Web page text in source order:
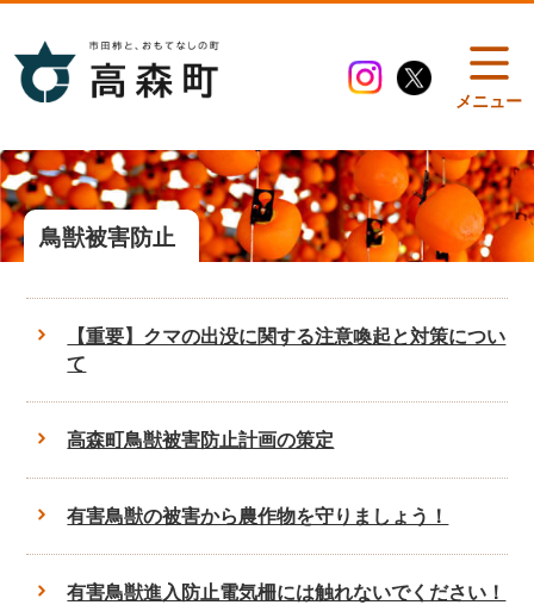
メニュー
鳥獣被害防止
【重要】クマの出没に関する注意喚起と対策につい
て
高森町鳥獣被害防止計画の策定
有害鳥獣の被害から農作物を守りましょう！
有害鳥獣進入防止電気柵には触れないでください！